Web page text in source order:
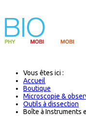
Vous êtes ici :
Accueil
Boutique
Microscopie &
Outils à dissection
Boîte à Instruments